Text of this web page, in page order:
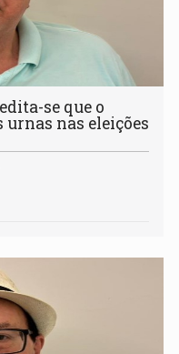
se que o
nas eleições